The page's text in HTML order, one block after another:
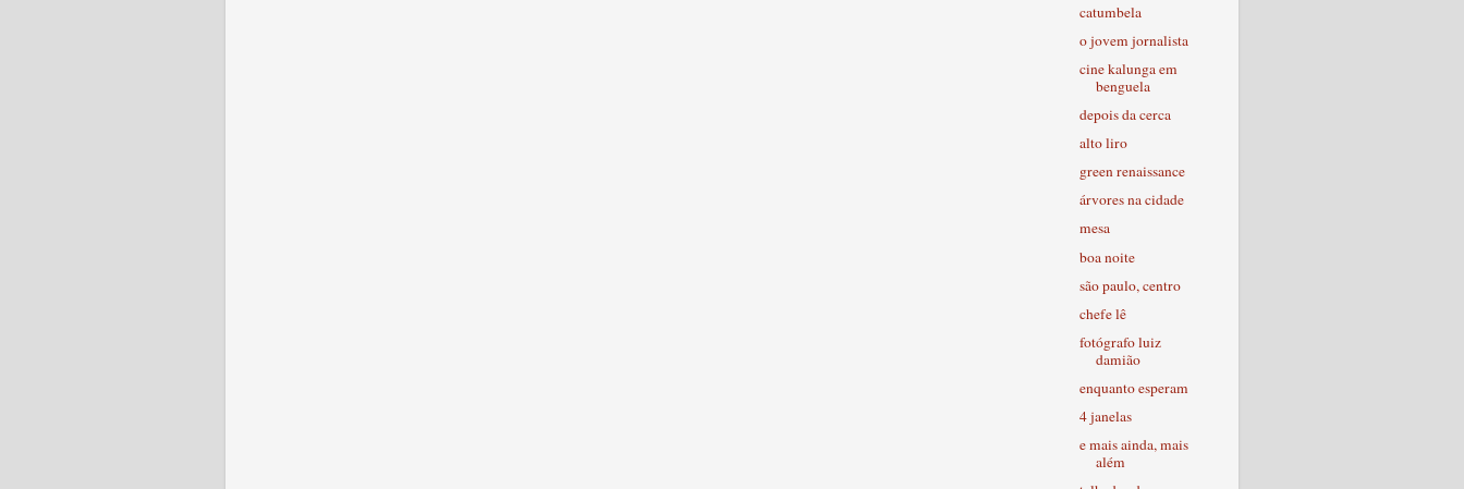
catumbela
o jovem jornalista
cine kalunga em
benguela
depois da cerca
alto liro
green renaissance
árvores na cidade
mesa
boa noite
são paulo, centro
chefe lê
fotógrafo luiz
damião
enquanto esperam
4 janelas
e mais ainda, mais
além